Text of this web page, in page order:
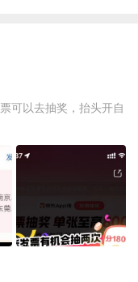
可以去抽奖，抬头开自